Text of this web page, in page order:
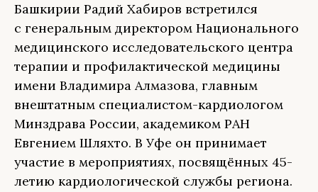
Башкирии Радий Хабиров встретился
с генеральным директором Национального
медицинского исследовательского центра
терапии и профилактической медицины
имени Владимира Алмазова, главным
внештатным специалистом-кардиологом
Минздрава России, академиком РАН
Евгением Шляхто. В Уфе он принимает
участие в мероприятиях, посвящённых 45-
летию кардиологической службы региона.